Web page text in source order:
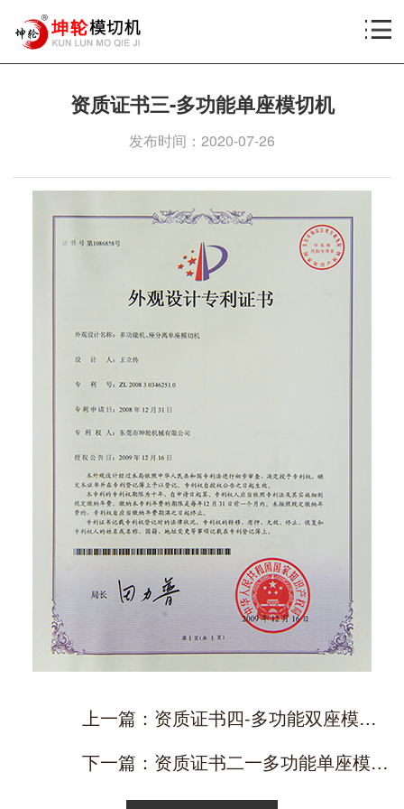
资质证书三-多功能单座模切机
发布时间：2020-07-26
上一篇：资质证书四-多功能双座模切机
下一篇：资质证书二一多功能单座模切机